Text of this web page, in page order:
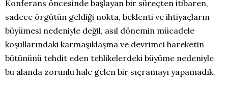
Konferans öncesinde başlayan bir süreçten itibaren,
sadece örgütün geldiği nokta, beklenti ve ihtiyaçların
büyümesi nedeniyle değil, asıl dönemin mücadele
koşullarındaki karmaşıklaşma ve devrimci hareketin
bütününü tehdit eden tehlikelerdeki büyüme nedeniyle
bu alanda zorunlu hale gelen bir sıçramayı yapamadık.